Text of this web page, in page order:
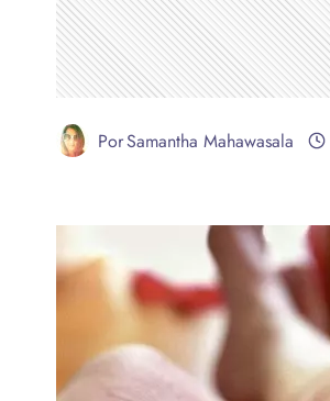
PorSamantha Mahawasala